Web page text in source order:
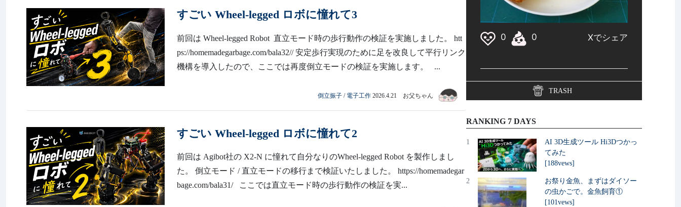
すごい Wheel-legged ロボに憧れて3
前回は Wheel-legged Robot 直立モード時の歩行動作の検証を実施しました。 htt
ps://homemadegarbage.com/bala32// 安定歩行実現のために足を改良して平行リンク
機構を導入したので、ここでは再度倒立モードの検証を実施します。 ...
倒立振子 / 電子工作 2026.4.21 お父ちゃん
すごい Wheel-legged ロボに憧れて2
前回は Agibot社の X2-N に憧れて自分なりのWheel-legged Robot を製作しまし
た。 倒立モード / 直立モードの移行まで検証いたしました。 https://homemadegar
bage.com/bala31/ ここでは直立モード時の歩行動作の検証を実...
TRASH
RANKING 7 DAYS
1
AI 3D生成ツール Hi3Dつかっ
てみた
[188vews]
2
お祭り金魚、まずはダイソー
の虫かごで。金魚飼育①
[101vews]